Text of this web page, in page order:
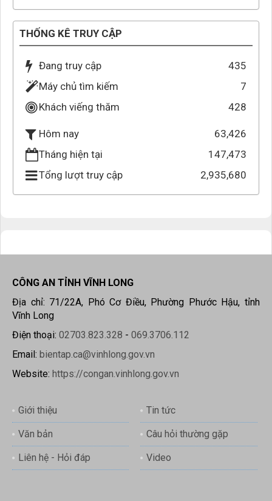
THỐNG KÊ TRUY CẬP
Đang truy cập
435
Máy chủ tìm kiếm
7
Khách viếng thăm
428
Hôm nay
63,426
Tháng hiện tại
147,473
Tổng lượt truy cập
2,935,680
CÔNG AN TỈNH VĨNH LONG
Địa chỉ: 71/22A, Phó Cơ Điều, Phường Phước Hậu, tỉnh
Vĩnh Long
Điện thoại: 02703.823.328 - 069.3706.112
Email: bientap.ca@vinhlong.gov.vn
Website: https://congan.vinhlong.gov.vn
Giới thiệu Tin tức
Văn bản Câu hỏi thường gặp
Liên hệ - Hỏi đáp Video